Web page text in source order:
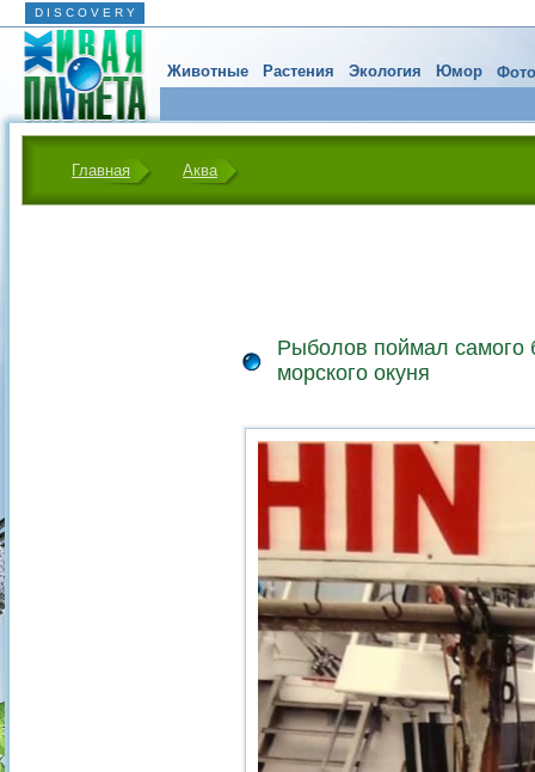
D I S C O V E R Y
Животные Растения Экология Юмор
Главная Аква
Рыболов поймал самого
морского окуня